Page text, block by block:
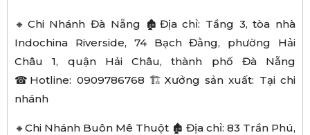
🔸Chi Nhánh Đà Nẵng 🏚️Địa chỉ: Tầng 3, tòa nhà
Indochina Riverside, 74 Bạch Đằng, phường Hải
Châu 1, quận Hải Châu, thành phố Đà Nẵng
☎Hotline: 0909786768 🏗Xưởng sản xuất: Tại chi
nhánh
🔸Chi Nhánh Buôn Mê Thuột 🏚️ Địa chỉ: 83 Trần Phú,